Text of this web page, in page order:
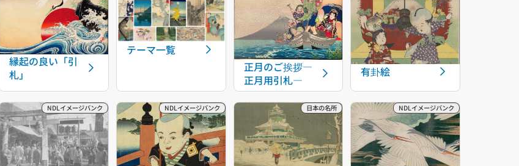
縁起の良い「引
札」
テーマ一覧
正月のご挨拶―
正月用引札―
有卦絵